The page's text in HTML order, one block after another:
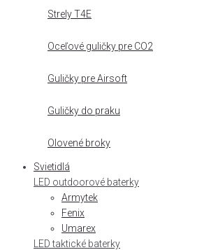
Strely T4E
Oceľové guličky pre CO2
Guličky pre Airsoft
Guličky do praku
Olovené broky
Svietidlá
LED outdoorové baterky
Armytek
Fenix
Umarex
LED taktické baterky